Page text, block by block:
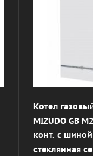
Котел
MIZUDO GB
конт. с шиной
стеклянная